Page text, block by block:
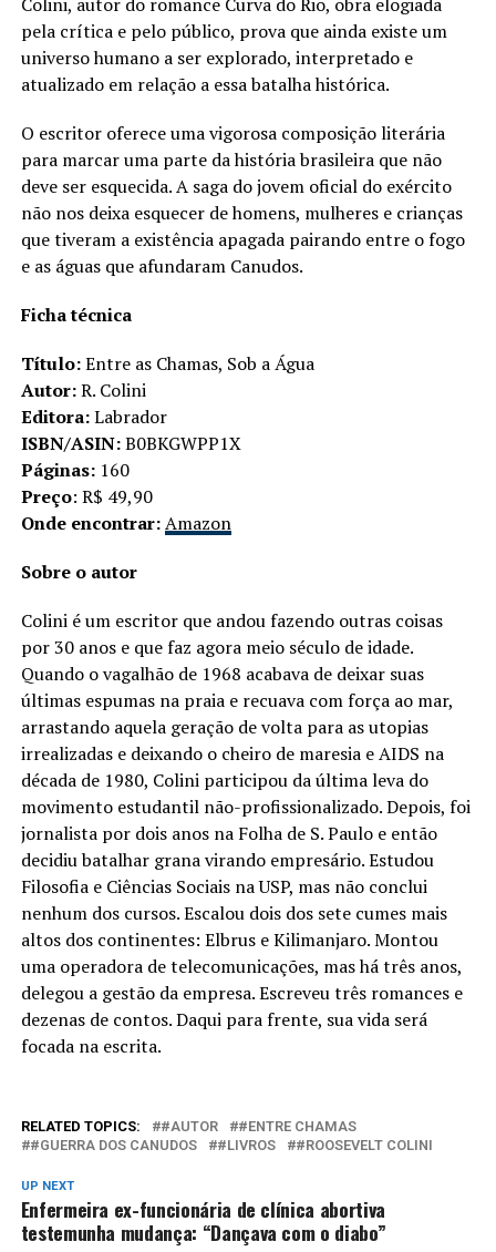
pela crítica e pelo público, prova que ainda existe um
universo humano a ser explorado, interpretado e
atualizado em relação a essa batalha histórica.
O escritor oferece uma vigorosa composição literária
para marcar uma parte da história brasileira que não
deve ser esquecida. A saga do jovem oficial do exército
não nos deixa esquecer de homens, mulheres e crianças
que tiveram a existência apagada pairando entre o fogo
e as águas que afundaram Canudos.
Ficha técnica
Título:Entre as Chamas, Sob a Água
Autor:R. Colini
Editora:Labrador
ISBN/ASIN:B0BKGWPP1X
Páginas: 160
Preço: R$ 49,90
Onde encontrar:Amazon
Sobre o autor
Colini é um escritor que andou fazendo outras coisas
por 30 anos e que faz agora meio século de idade.
Quando o vagalhão de 1968 acabava de deixar suas
últimas espumas na praia e recuava com força ao mar,
arrastando aquela geração de volta para as utopias
irrealizadas e deixando o cheiro de maresia e AIDS na
década de 1980, Colini participou da última leva do
movimento estudantil não-profissionalizado. Depois, foi
jornalista por dois anos na Folha de S. Paulo e então
decidiu batalhar grana virando empresário. Estudou
Filosofia e Ciências Sociais na USP, mas não conclui
nenhum dos cursos. Escalou dois dos sete cumes mais
altos dos continentes: Elbrus e Kilimanjaro. Montou
uma operadora de telecomunicações, mas há três anos,
delegou a gestão da empresa. Escreveu três romances e
dezenas de contos. Daqui para frente, sua vida será
focada na escrita.
RELATED TOPICS: #AUTOR
#ENTRE CHAMAS
#GUERRA DOS CANUDOS
#LIVROS #ROOSEVELT COLINI
UP NEXT
Enfermeira ex-funcionária de clínica abortiva
testemunha mudança: “Dançava com o diabo”